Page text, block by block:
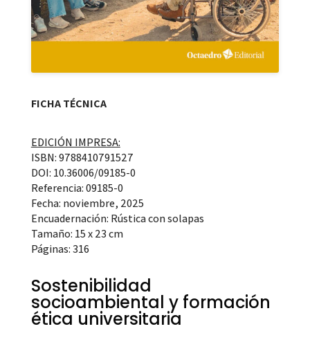
FICHA TÉCNICA
EDICIÓN IMPRESA:
ISBN: 9788410791527
DOI: 10.36006/09185-0
Referencia: 09185-0
Fecha: noviembre, 2025
Encuadernación: Rústica con solapas
Tamaño: 15 x 23 cm
Páginas: 316
Sostenibilidad
socioambiental y formación
ética universitaria